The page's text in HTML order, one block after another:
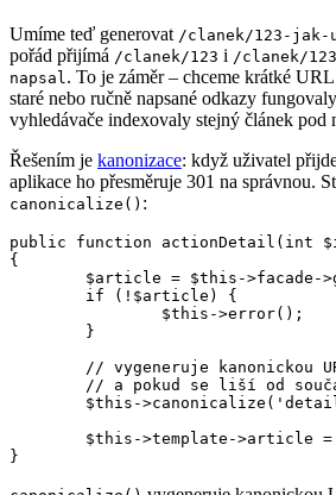
Umíme teď generovat /clanek/123-jak-
pořád přijímá /clanek/123 i /clanek/
napsal . To je záměr – chceme krátké
staré nebo ručně napsané odkazy
vyhledávače indexovaly stejný článek pod
Řešením je kanonizace: když uživatel
aplikace ho přesměruje 301 na správnou.
canonicalize() :
public function actionDetail(int
{